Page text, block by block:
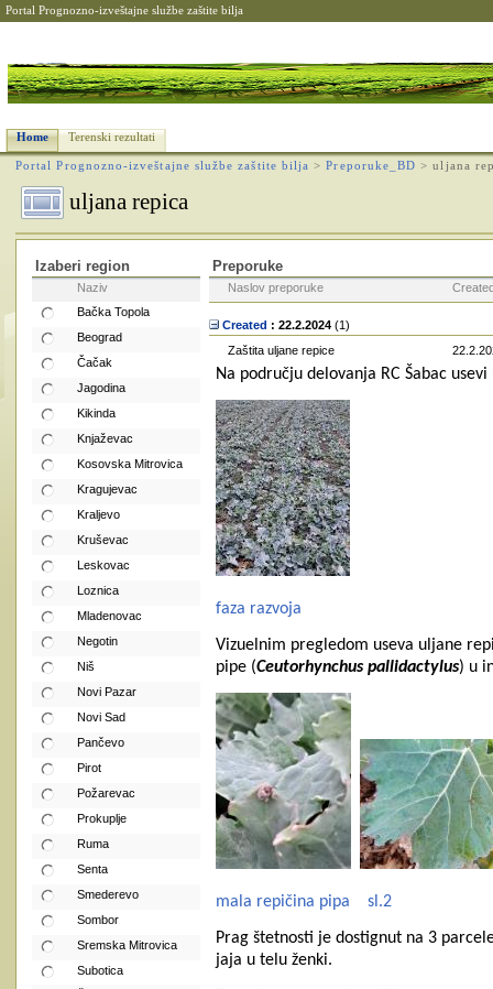
Portal Prognozno-izveštajne službe zaštite bilja
Home Terenski rezultati
Portal Prognozno-izveštajne službe zaštite bilja >Preporuke_BD >uljana
uljana repica
Izaberi region
Naziv
Bačka Topola
Beograd
Čačak
Jagodina
Kikinda
Knjaževac
Kosovska Mitrovica
Kragujevac
Kraljevo
Kruševac
Leskovac
Loznica
Mladenovac
Negotin
Niš
Novi Pazar
Novi Sad
Pančevo
Pirot
Požarevac
Prokuplje
Ruma
Senta
Smederevo
Sombor
Sremska Mitrovica
Subotica
Preporuke
Naslov preporuke
Created : 22.2.2024 ‎(1)
Zaštita uljane repice
Na području delovanja RC Šabac
faza razvoja
Vizuelnim pregledom useva uljane
pipe (Ceutorhynchus pallidactylus) u
mala repičina pipa sl.2
Prag štetnosti je dostignut na 3
jaja u telu ženki.